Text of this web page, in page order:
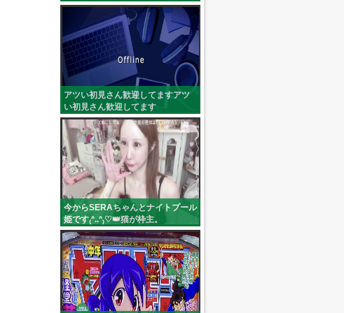
アツい初見さん歓迎してますアツ
い初見さん歓迎してます
(skkk_2525)
今からSERAちゃんとナイトプール
姫です₍ᐢ..ᐢ₎♡👑猫が枠主。
(r_154cm)